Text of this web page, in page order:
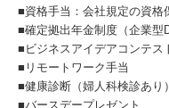
■資格手当：会社規定の資格
■確定拠出年金制度（企業型
■ビジネスアイデアコンテス
■リモートワーク手当
■健康診断（婦人科検診あり
■バースデープレゼント